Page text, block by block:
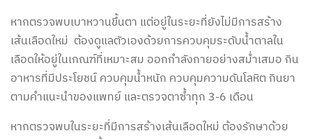
หากตรวจพบเบาหวานขึ้นตา แต่อยู่ในระยะที่ยังไม่มีการสร้าง
เส้นเลือดใหม่ ต้องดูแลตัวเองด้วยการควบคุมระดับน้ำตาลใน
เลือดให้อยู่ในเกณฑ์ที่เหมาะสม ออกกำลังกายอย่างสม่ำเสมอ กิน
อาหารที่มีประโยชน์ ควบคุมน้ำหนัก ควบคุมความดันโลหิต กินยา
ตามคำแนะนำของแพทย์ และตรวจตาซ้ำทุก 3-6 เดือน
หากตรวจพบในระยะที่มีการสร้างเส้นเลือดใหม่ ต้องรักษาด้วย